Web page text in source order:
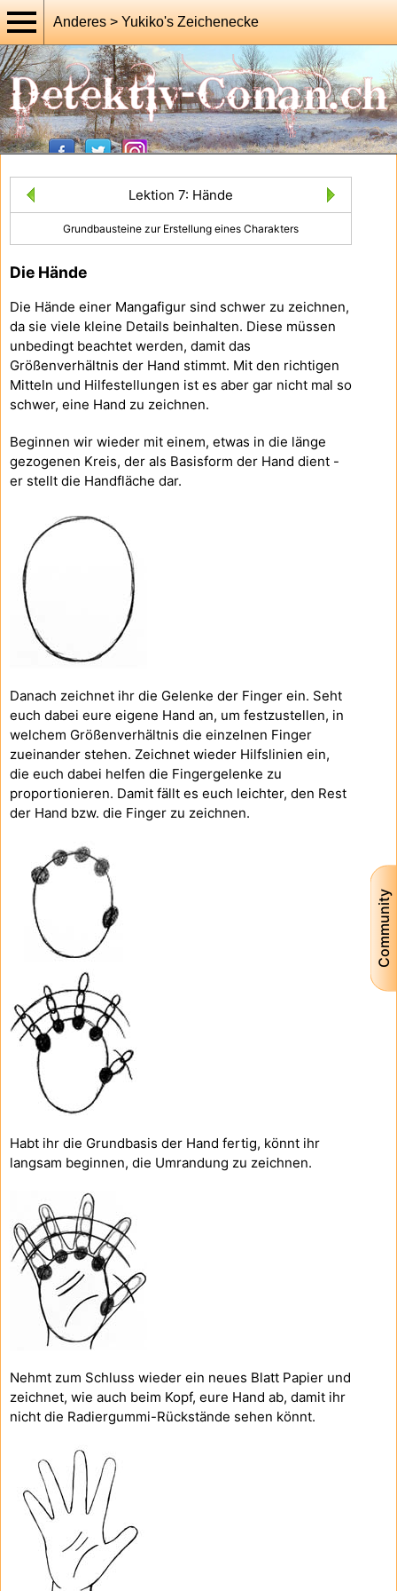
Anderes > Yukiko's Zeichenecke
Community
Lektion 7: Hände
Grundbausteine zur Erstellung eines Charakters
Die Hände
Die Hände einer Mangafigur sind schwer zu zeichnen,
da sie viele kleine Details beinhalten. Diese müssen
unbedingt beachtet werden, damit das
Größenverhältnis der Hand stimmt. Mit den richtigen
Mitteln und Hilfestellungen ist es aber gar nicht mal so
schwer, eine Hand zu zeichnen.
Beginnen wir wieder mit einem, etwas in die länge
gezogenen Kreis, der als Basisform der Hand dient -
er stellt die Handfläche dar.
Danach zeichnet ihr die Gelenke der Finger ein. Seht
euch dabei eure eigene Hand an, um festzustellen, in
welchem Größenverhältnis die einzelnen Finger
zueinander stehen. Zeichnet wieder Hilfslinien ein,
die euch dabei helfen die Fingergelenke zu
proportionieren. Damit fällt es euch leichter, den Rest
der Hand bzw. die Finger zu zeichnen.
Habt ihr die Grundbasis der Hand fertig, könnt ihr
langsam beginnen, die Umrandung zu zeichnen.
Nehmt zum Schluss wieder ein neues Blatt Papier und
zeichnet, wie auch beim Kopf, eure Hand ab, damit ihr
nicht die Radiergummi-Rückstände sehen könnt.